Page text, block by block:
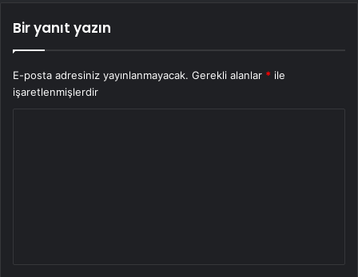
Bir yanıt yazın
E-posta adresiniz yayınlanmayacak. Gerekli alanlar * ile
işaretlenmişlerdir